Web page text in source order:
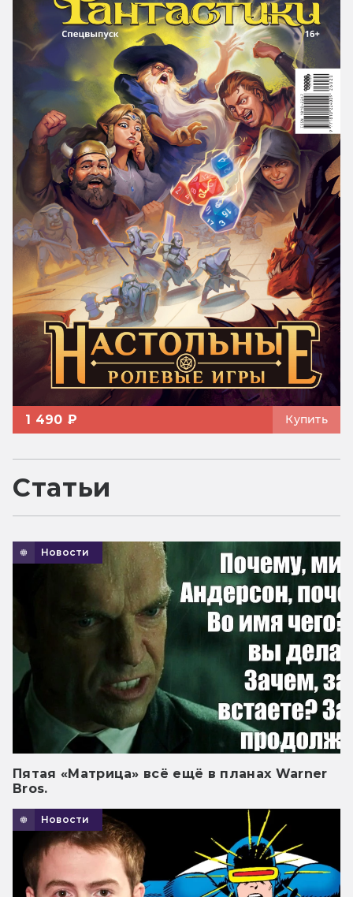
1 490 ₽ Купить
Статьи
Новости
Пятая «Матрица» всё ещё в планах Warner
Bros.
Новости